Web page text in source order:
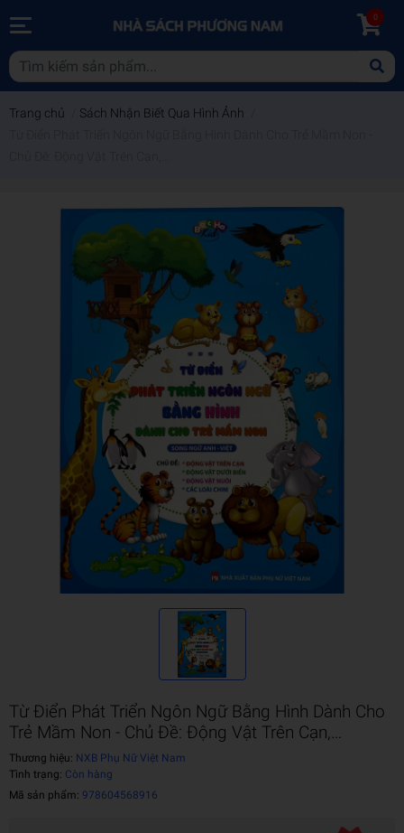
0
Trang chủ Sách Nhận Biết Qua Hình Ảnh
Từ Điển Phát Triển Ngôn Ngữ Bằng Hình Dành Cho
Trẻ Mầm Non - Chủ Đề: Động Vật Trên Cạn,…
Thương hiệu: NXB Phụ Nữ Việt Nam
Tình trạng: Còn hàng
Mã sản phẩm: 978604568916